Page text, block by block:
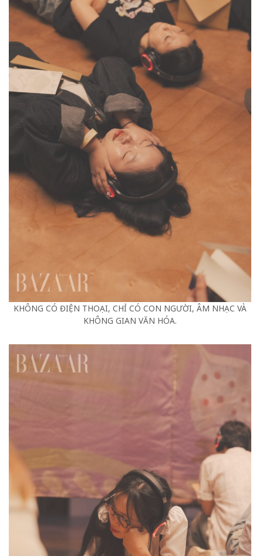
KHÔNG CÓ ĐIỆN THOẠI, CHỈ CÓ CON NGƯỜI, ÂM NHẠC VÀ
KHÔNG GIAN VĂN HÓA.